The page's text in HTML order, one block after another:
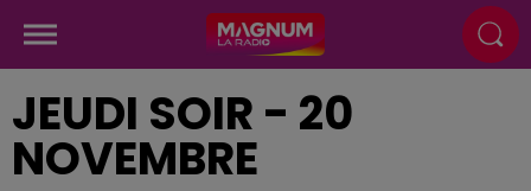
JEUDI SOIR - 20
NOVEMBRE